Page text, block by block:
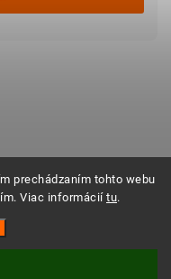
prechádzaním tohto webu
Viac informácií tu.